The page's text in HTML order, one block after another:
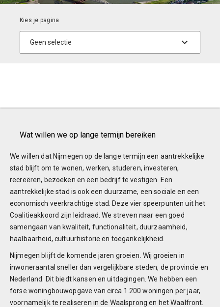
Wat willen we op lange termijn bereiken
We willen dat Nijmegen op de lange termijn een aantrekkelijke
stad blijft om te wonen, werken, studeren, investeren,
recreëren, bezoeken en een bedrijf te vestigen. Een
aantrekkelijke stad is ook een duurzame, een sociale en een
economisch veerkrachtige stad. Deze vier speerpunten uit het
Coalitieakkoord zijn leidraad. We streven naar een goed
samengaan van kwaliteit, functionaliteit, duurzaamheid,
haalbaarheid, cultuurhistorie en toegankelijkheid.
Nijmegen blijft de komende jaren groeien. Wij groeien in
inwoneraantal sneller dan vergelijkbare steden, de provincie en
Nederland. Dit biedt kansen en uitdagingen. We hebben een
forse woningbouwopgave van circa 1.200 woningen per jaar,
voornamelijk te realiseren in de Waalsprong en het Waalfront.